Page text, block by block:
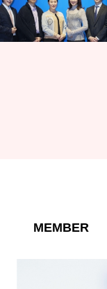
MEMBER